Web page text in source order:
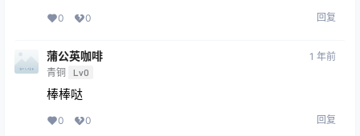
0 0 回复
蒲公英咖啡
青铜 Lv0
1 年前
棒棒哒
0 0 回复